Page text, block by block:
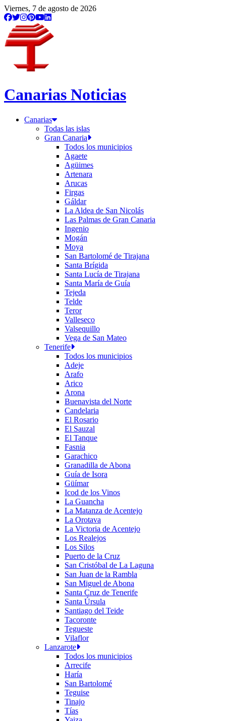
Viernes, 7 de agosto de 2026
Canarias Noticias
Canarias
Todas las islas
Gran Canaria
Todos los municipios
Agaete
Agüimes
Artenara
Arucas
Firgas
Gáldar
La Aldea de San Nicolás
Las Palmas de Gran Canaria
Ingenio
Mogán
Moya
San Bartolomé de Tirajana
Santa Brígida
Santa Lucía de Tirajana
Santa María de Guía
Tejeda
Telde
Teror
Valleseco
Valsequillo
Vega de San Mateo
Tenerife
Todos los municipios
Adeje
Arafo
Arico
Arona
Buenavista del Norte
Candelaria
El Rosario
El Sauzal
El Tanque
Fasnia
Garachico
Granadilla de Abona
Guía de Isora
Güímar
Icod de los Vinos
La Guancha
La Matanza de Acentejo
La Orotava
La Victoria de Acentejo
Los Realejos
Los Silos
Puerto de la Cruz
San Cristóbal de La Laguna
San Juan de la Rambla
San Miguel de Abona
Santa Cruz de Tenerife
Santa Úrsula
Santiago del Teide
Tacoronte
Tegueste
Vilaflor
Lanzarote
Todos los municipios
Arrecife
Haría
San Bartolomé
Teguise
Tinajo
Tías